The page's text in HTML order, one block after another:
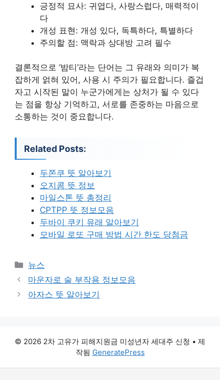
긍정적 묘사: 귀엽다, 사랑스럽다, 매력적이
다
개성 표현: 개성 있다, 독특하다, 특별하다
주의할 점: 맥락과 상대방 고려 필수
결론적으로 ‘밤티’라는 단어는 그 유래와 의미가 복
잡하게 얽혀 있어, 사용 시 주의가 필요합니다. 즐겁
자고 시작된 말이 누군가에게는 상처가 될 수 있다
는 점을 항상 기억하고, 서로를 존중하는 마음으로
소통하는 것이 중요합니다.
Related Posts:
두쫀쿠 뜻 알아보기
오지콤 뜻 정보
마일스톤 뜻 총정리
CPTPP 뜻 정보모음
두바이 쿠키 유래 알아보기
모바일 로또 구매 방법 시간 한도 당첨금
카
테
리
뉴스
마운자로 술 부작용 정보모음
아자스 뜻 알아보기
© 2026 2차 고유가 피해지원금 미성년자 세대주 신청 • 제
작됨 GeneratePress